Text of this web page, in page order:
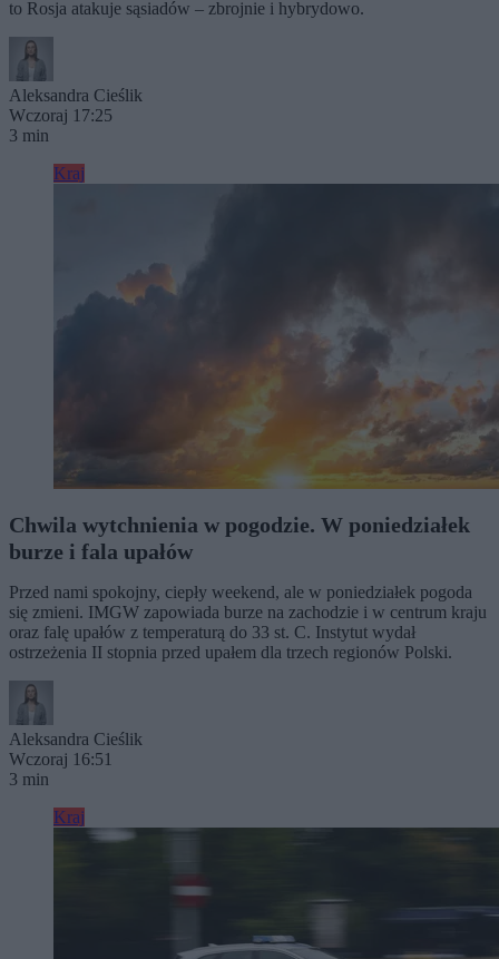
to Rosja atakuje sąsiadów – zbrojnie i hybrydowo.
Aleksandra Cieślik
Wczoraj 17:25
3 min
Kraj
Chwila wytchnienia w pogodzie. W poniedziałek
burze i fala upałów
Przed nami spokojny, ciepły weekend, ale w poniedziałek pogoda
się zmieni. IMGW zapowiada burze na zachodzie i w centrum kraju
oraz falę upałów z temperaturą do 33 st. C. Instytut wydał
ostrzeżenia II stopnia przed upałem dla trzech regionów Polski.
Aleksandra Cieślik
Wczoraj 16:51
3 min
Kraj